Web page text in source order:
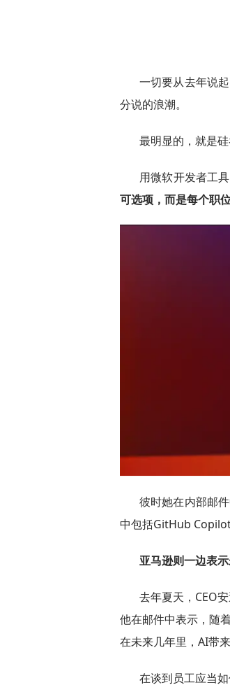
一切要从去年说
分说的浪潮。
最明显的，就是
用微软开发者工
可选项，而是每个职
彼时她在内部邮
中包括GitHub Copilot
亚马逊则一边表
去年夏天，CEO
他在邮件中表示，随
在未来几年里，AI带
在谈到员工应当